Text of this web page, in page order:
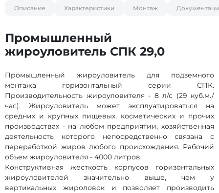
Описание Характеристики Монтаж
Промышленный
жироуловитель СПК 29,0
Промышленный жироуловитель для подземного
монтажа горизонтальный серии СПК.
Производительность жироуловителя - 8 л/с (29 куб.м./
час). Жироуловитель может эксплуатироваться на
средних и крупных пищевых, косметических и прочих
производствах - на любом предприятии, хозяйственная
деятельность которого непосредственно связана с
переработкой жиров любого происхождения. Рабочий
объем жироуловителя - 4000 литров.
Конструктивная жесткость корпусов горизонтальных
жироуловителей значительно выше, чем у
вертикальных жироловок и позволяет производить